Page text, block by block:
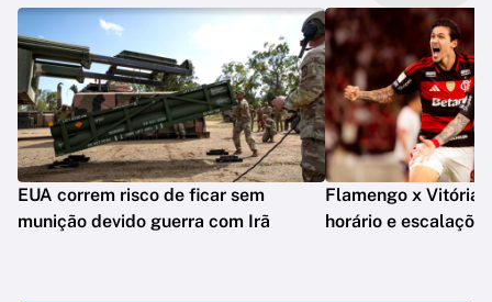
EUA correm risco de ficar sem
munição devido guerra com Irã
Flamengo x Vitória:
horário e escalações